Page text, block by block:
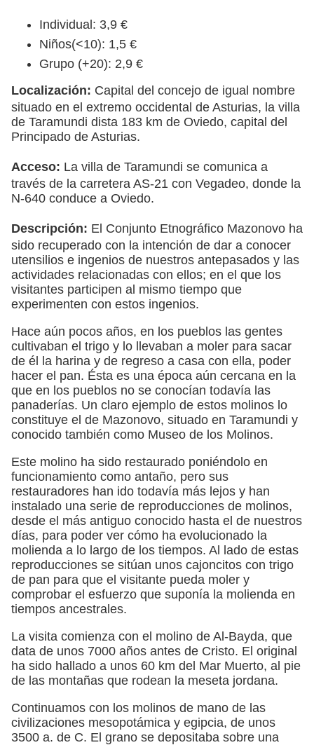
Individual: 3,9 €
Niños(<10): 1,5 €
Grupo (+20): 2,9 €
Localización: Capital del concejo de igual nombre
situado en el extremo occidental de Asturias, la villa
de Taramundi dista 183 km de Oviedo, capital del
Principado de Asturias.
Acceso: La villa de Taramundi se comunica a
través de la carretera AS-21 con Vegadeo, donde la
N-640 conduce a Oviedo.
Descripción: El Conjunto Etnográfico Mazonovo ha
sido recuperado con la intención de dar a conocer
utensilios e ingenios de nuestros antepasados y las
actividades relacionadas con ellos; en el que los
visitantes participen al mismo tiempo que
experimenten con estos ingenios.
Hace aún pocos años, en los pueblos las gentes
cultivaban el trigo y lo llevaban a moler para sacar
de él la harina y de regreso a casa con ella, poder
hacer el pan. Ésta es una época aún cercana en la
que en los pueblos no se conocían todavía las
panaderías. Un claro ejemplo de estos molinos lo
constituye el de Mazonovo, situado en Taramundi y
conocido también como Museo de los Molinos.
Este molino ha sido restaurado poniéndolo en
funcionamiento como antaño, pero sus
restauradores han ido todavía más lejos y han
instalado una serie de reproducciones de molinos,
desde el más antiguo conocido hasta el de nuestros
días, para poder ver cómo ha evolucionado la
molienda a lo largo de los tiempos. Al lado de estas
reproducciones se sitúan unos cajoncitos con trigo
de pan para que el visitante pueda moler y
comprobar el esfuerzo que suponía la molienda en
tiempos ancestrales.
La visita comienza con el molino de Al-Bayda, que
data de unos 7000 años antes de Cristo. El original
ha sido hallado a unos 60 km del Mar Muerto, al pie
de las montañas que rodean la meseta jordana.
Continuamos con los molinos de mano de las
civilizaciones mesopotámica y egipcia, de unos
3500 a. de C. El grano se depositaba sobre una